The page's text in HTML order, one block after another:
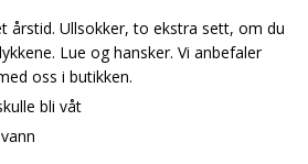
årstid. Ullsokker, to ekstra sett, om du
Lue og hansker. Vi anbefaler
oss i butikken.
bli våt